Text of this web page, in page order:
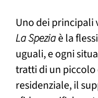
Uno dei principali
La Speziaè la
uguali, e ogni
tratti di un piccolo
residenziale, il